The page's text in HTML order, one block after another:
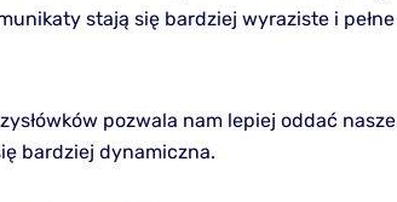
stają się bardziej wyraziste i pełne
pozwala nam lepiej oddać nasze
bardziej dynamiczna.